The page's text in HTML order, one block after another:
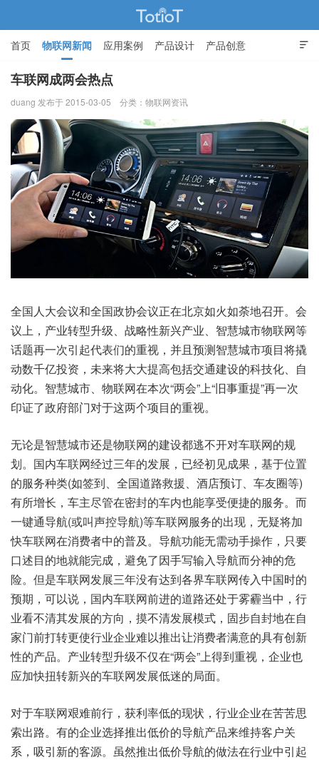
物联网的那些事 - Totiot

首页 物联网新闻 应用案例 产品设计 产品创意
智能家居
车联网成两会热点
duang 发布于 2015-03-05 分类： 物联网资讯
全国人大会议和全国政协会议正在北京如火如荼地召开。会
议上，产业转型升级、战略性新兴产业、智慧城市物联网等
话题再一次引起代表们的重视，并且预测智慧城市项目将撬
动数千亿投资，未来将大大提高包括交通建设的科技化、自
动化。智慧城市、物联网在本次“两会”上“旧事重提”再一次
印证了政府部门对于这两个项目的重视。
无论是智慧城市还是物联网的建设都逃不开对车联网的规
划。国内车联网经过三年的发展，已经初见成果，基于位置
的服务种类(如签到、全国道路救援、酒店预订、车友圈等)
有所增长，车主尽管在密封的车内也能享受便捷的服务。而
一键通导航(或叫声控导航)等车联网服务的出现，无疑将加
快车联网在消费者中的普及。导航功能无需动手操作，只要
口述目的地就能完成，避免了因手写输入导航而分神的危
险。但是车联网发展三年没有达到各界车联网传入中国时的
预期，可以说，国内车联网前进的道路还处于雾霾当中，行
业看不清其发展的方向，摸不清发展模式，固步自封地在自
家门前打转更使行业企业难以推出让消费者满意的具有创新
性的产品。产业转型升级不仅在“两会”上得到重视，企业也
应加快扭转新兴的车联网发展低迷的局面。
对于车联网艰难前行，获利率低的现状，行业企业在苦苦思
索出路。有的企业选择推出低价的导航产品来维持客户关
系，吸引新的客源。虽然推出低价导航的做法在行业中引起